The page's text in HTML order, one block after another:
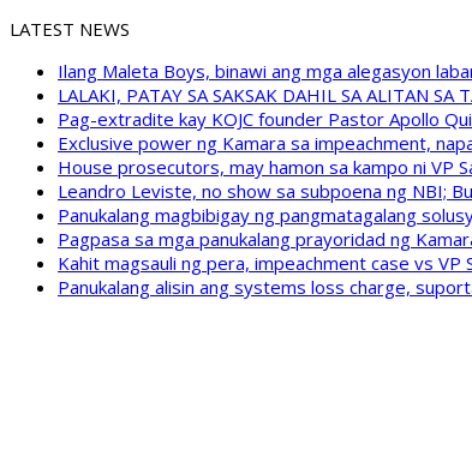
LATEST NEWS
Ilang Maleta Boys, binawi ang mga alegasyon
LALAKI, PATAY SA SAKSAK DAHIL SA ALITAN SA
Pag-extradite kay KOJC founder Pastor Apollo
Exclusive power ng Kamara sa impeachment,
House prosecutors, may hamon sa kampo ni VP
Leandro Leviste, no show sa subpoena ng NBI;
Panukalang magbibigay ng pangmatagalang
Pagpasa sa mga panukalang prayoridad ng
Kahit magsauli ng pera, impeachment case vs
Panukalang alisin ang systems loss charge,